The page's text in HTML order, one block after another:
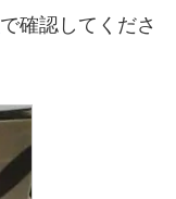
で確認してくださ